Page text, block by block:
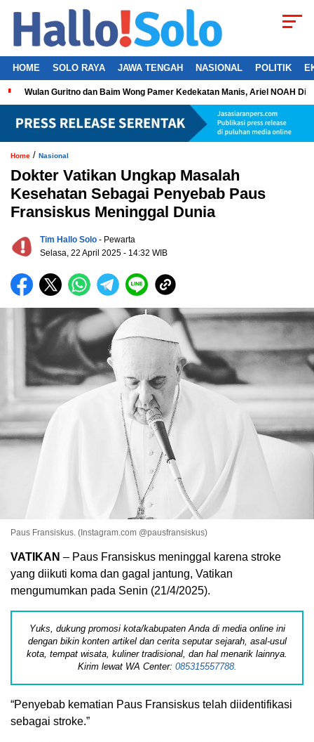
HOME SOLO RAYA JAWA TENGAH NASIONAL POLITIK
Wulan Guritno dan Baim Wong Pamer Kedekatan Manis, Ariel NOAH
Home / Nasional
Dokter Vatikan Ungkap Masalah
Kesehatan Sebagai Penyebab Paus
Fransiskus Meninggal Dunia
Tim Hallo Solo - Pewarta
Selasa, 22 April 2025 - 14:32 WIB
Paus Fransiskus. (Instagram.com @pausfransiskus)
VATIKAN – Paus Fransiskus meninggal karena stroke
yang diikuti koma dan gagal jantung, Vatikan
mengumumkan pada Senin (21/4/2025).
Yuks, dukung promosi kota/kabupaten Anda di media online ini
dengan bikin konten artikel dan cerita seputar sejarah, asal-usul
kota, tempat wisata, kuliner tradisional, dan hal menarik lainnya.
Kirim lewat WA Center: 085315557788.
“Penyebab kematian Paus Fransiskus telah diidentifikasi
sebagai stroke.”